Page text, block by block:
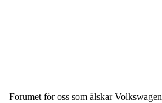
Forumet för oss som älskar Volkswagen